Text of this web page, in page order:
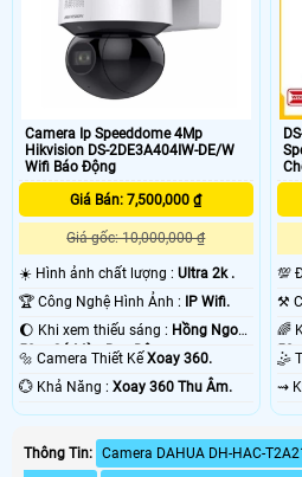
Camera Ip Speeddome 4Mp
Hikvision DS-2DE3A404IW-DE/W
Wifi Báo Động
Giá Bán: 7,500,000 ₫
Giá gốc: 10,000,000 ₫
☀️ Hình ảnh chất lượng : Ultra 2k .
🏆 Công Nghệ Hình Ảnh :
IP Wifi.
🌔 Khi xem thiếu sáng : Hồng Ngoại
50m Có Màu Ban Đêm.
🔩 Camera Thiết Kế Xoay 360.
️💮 Khả Năng : Xoay 360 Thu Âm.
Thông Tin: Camera DAHUA DH-HAC-